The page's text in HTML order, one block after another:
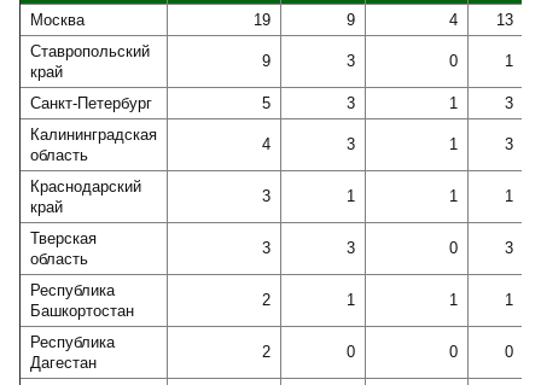
Москва
19 9 4
13
Ставропольский
край
9 3 0 1
Санкт-Петербург 5 3 1
3
Калининградская
область
4 3 1 3
Краснодарский
край
3 1 1 1
Тверская
область
3 3 0 3
Республика
Башкортостан
2 1 1 1
Республика
Дагестан
2 0 0 0